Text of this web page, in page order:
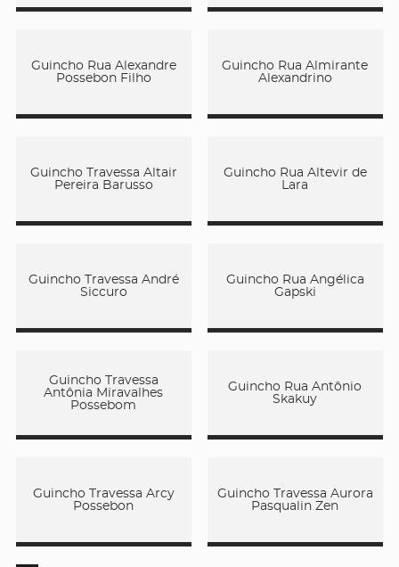
Guincho Rua Alexandre
Possebon Filho
Guincho Rua Almirante
Alexandrino
Guincho Travessa Altair
Pereira Barusso
Guincho Rua Altevir de
Lara
Guincho Travessa André
Siccuro
Guincho Rua Angélica
Gapski
Guincho Travessa
Antônia Miravalhes
Possebom
Guincho Rua Antônio
Skakuy
Guincho Travessa Arcy
Possebon
Guincho Travessa Aurora
Pasqualin Zen